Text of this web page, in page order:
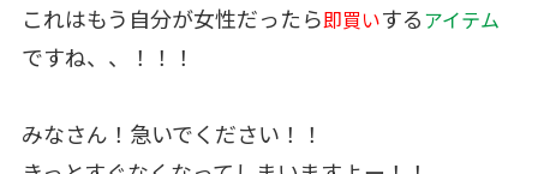
これはもう自分が女性だったら即買いするアイテム
ですね、、！！！
みなさん！急いでください！！